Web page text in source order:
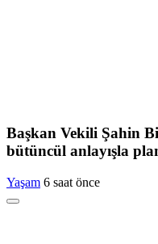
Başkan Vekili Şahin
bütüncül anlayışla
Yaşam 6 saat önce